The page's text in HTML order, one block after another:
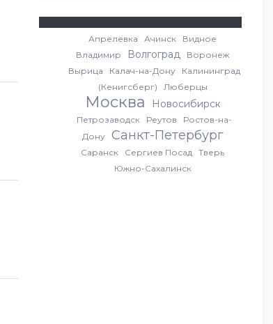
Апрелевка Ачинск
Видное
Владимир
Волгоград
Воронеж
Вырица
Калач-на-Дону
Калининград
(Кенигсберг)
Люберцы
Москва Новосибирск
Петрозаводск Реутов
Ростов-на-
Дону
Санкт-Петербург
Саранск Сергиев Посад Тверь
Южно-Сахалинск